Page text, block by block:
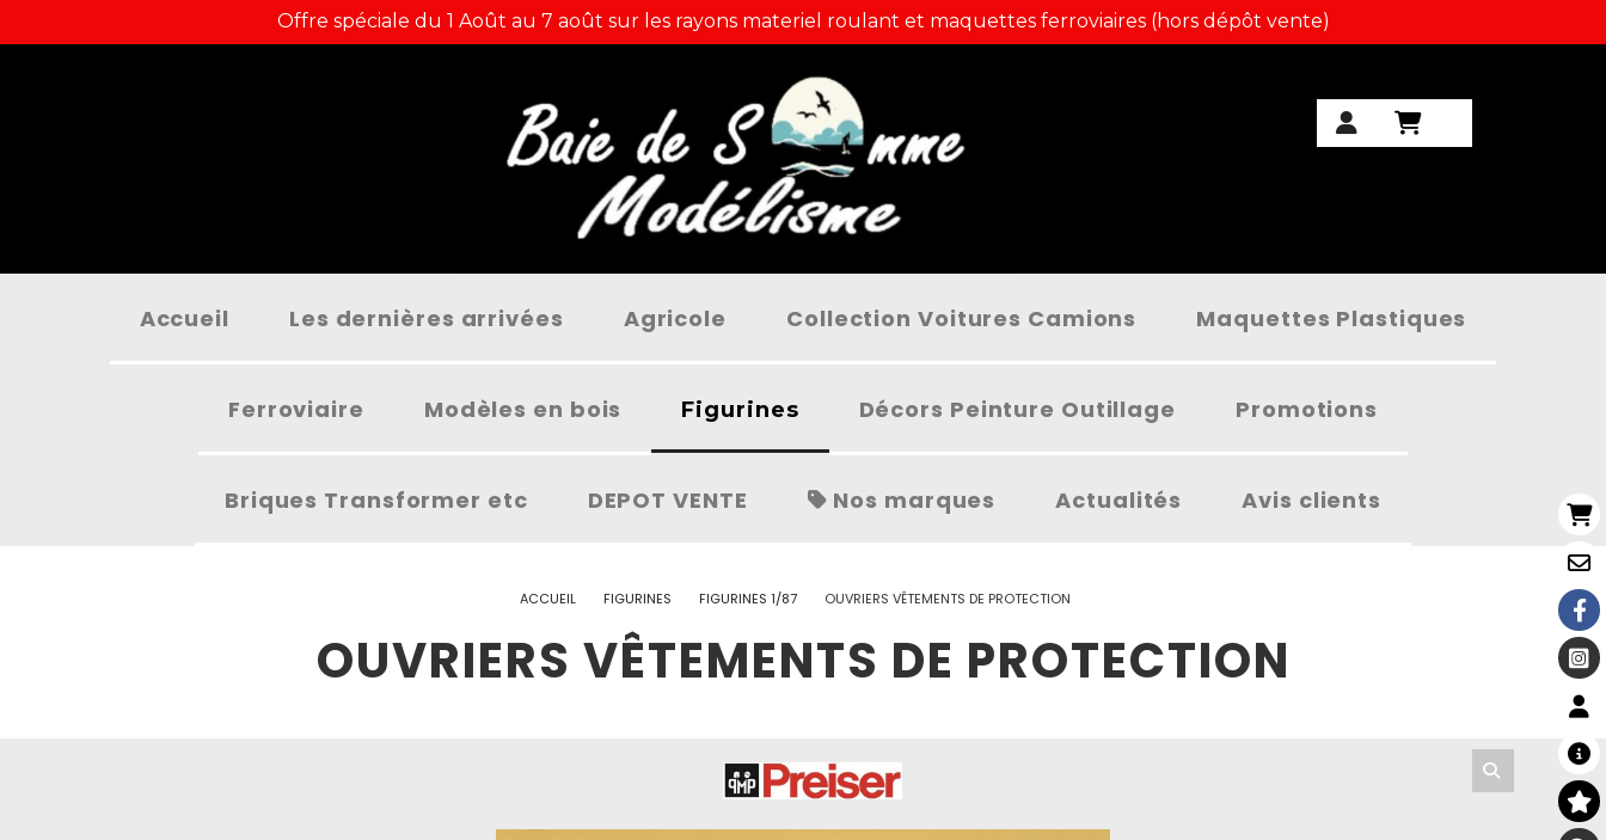
Offre spéciale du 1 Août au 7 août sur les rayons materiel roulant et maquettes ferroviaires (hors dépôt vente)
Accueil Les dernières arrivées Agricole Collection Voitures Camions Maquettes Plastiques
Ferroviaire Modèles en bois Figurines Décors Peinture Outillage Promotions
Briques Transformer etc DEPOT VENTE Nos marques Actualités Avis clients
ACCUEIL FIGURINES FIGURINES 1/87 OUVRIERS VÊTEMENTS DE PROTECTION
OUVRIERS VÊTEMENTS DE PROTECTION